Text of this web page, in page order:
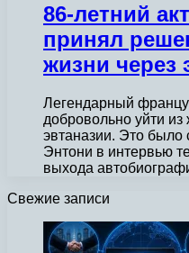
86-летний
принял
жизни через
Легендарный
добровольно уйти
эвтаназии. Это было
Энтони в интервью
выхода
Свежие записи